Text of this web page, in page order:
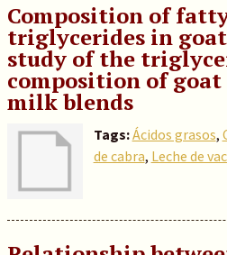
Composition of
triglycerides in goat
study of the
composition of
milk blends
Tags:Ácidos grasos,
de cabra, Leche de